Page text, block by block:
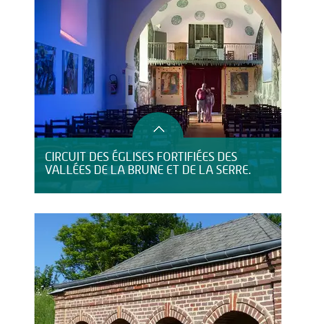
CIRCUIT DES ÉGLISES FORTIFIÉES DES
VALLÉES DE LA BRUNE ET DE LA SERRE.